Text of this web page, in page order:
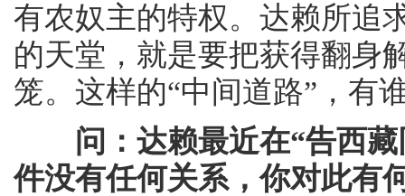
有农奴主的特权。达赖所追
的天堂，就是要把获得翻身
笼。这样的“中间道路”，有
问：达赖最近在“告西
件没有任何关系，你对此有